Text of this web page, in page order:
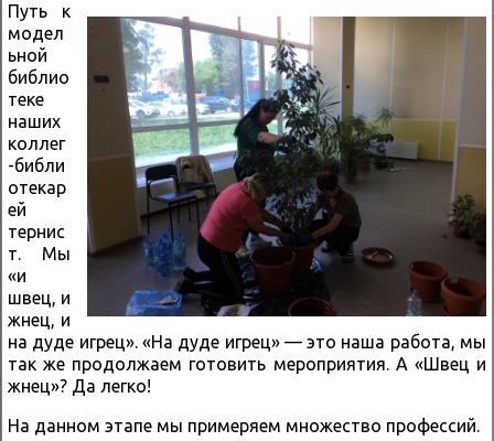
Путь к
модел
ьной
библио
теке
наших
коллег
-библи
отекар
ей
тернис
т. Мы
«и
швец, и
жнец, и
на дуде игрец». «На дуде игрец» — это наша работа, мы
так же продолжаем готовить мероприятия. А «Швец и
жнец»? Да легко!
На данном этапе мы примеряем множество профессий.